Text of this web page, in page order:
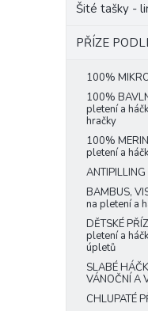
Šité tašky -
PŘÍZE
100%
100%
pletení a
hračky
100%
pletení a
BAMBUS,
na pletení a
DĚTSKÉ
pletení a
úpletů
SLABÉ
VÁNOČNÍ A
CHLUPATÉ